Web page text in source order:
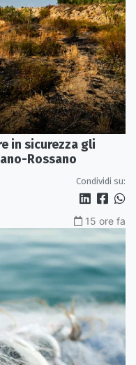
in sicurezza gli
Rossano
Condividi su:
15 ore fa